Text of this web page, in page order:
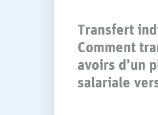
Transfert
Comment
avoirs d’un
salariale